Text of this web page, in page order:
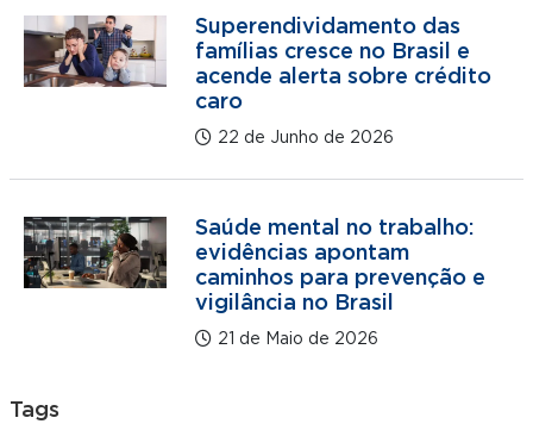
Superendividamento das
famílias cresce no Brasil e
acende alerta sobre crédito
caro
22 de Junho de 2026
Saúde mental no trabalho:
evidências apontam
caminhos para prevenção e
vigilância no Brasil
21 de Maio de 2026
Tags